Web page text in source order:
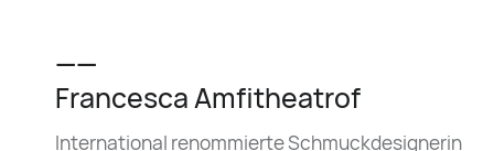
——
Francesca Amfitheatrof
International renommierte Schmuckdesignerin